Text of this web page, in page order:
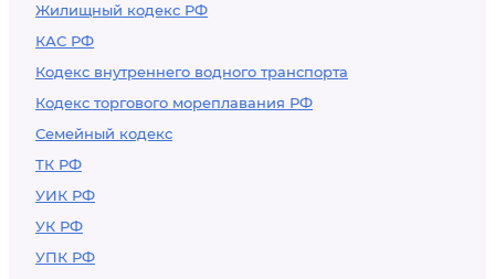
Жилищный кодекс РФ
КАС РФ
Кодекс внутреннего водного транспорта
Кодекс торгового мореплавания РФ
Семейный кодекс
ТК РФ
УИК РФ
УК РФ
УПК РФ